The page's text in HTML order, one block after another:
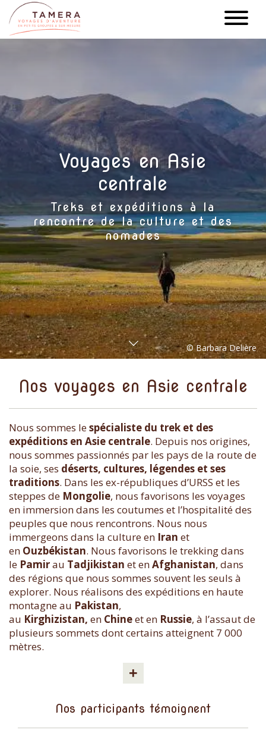
Aller
au
contenu
Voyages en Asie
centrale
Treks et expéditions à la
rencontre de la culture et des
nomades
Nos voyages en Asie centrale
Nous sommes lespécialiste du trek et des
expéditions en Asie centrale. Depuis nos origines,
nous sommes passionnés par les pays de la route de
la soie, ses déserts, cultures, légendes et ses
traditions. Dans les ex-républiques d’URSS et les
steppes de Mongolie, nous favorisons les voyages
en immersion dans les coutumes et l’hospitalité des
peuples que nous rencontrons. Nous nous
immergeons dans la culture en Iran et
en Ouzbékistan. Nous favorisons le trekking dans
le Pamirau Tadjikistan et enAfghanistan, dans
des régions que nous sommes souvent les seuls à
explorer. Nous réalisons des expéditions en haute
montagne au Pakistan,
au Kirghizistan, en Chineet en Russie, à l’assaut de
plusieurs sommets dont certains atteignent 7 000
mètres.
+
Nos participants témoignent